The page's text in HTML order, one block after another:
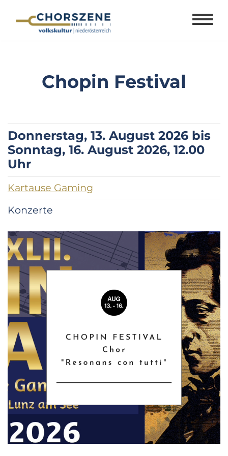
Chopin Festival
Donnerstag, 13. August 2026 bis
Sonntag, 16. August 2026, 12.00
Uhr
Kartause Gaming
Konzerte